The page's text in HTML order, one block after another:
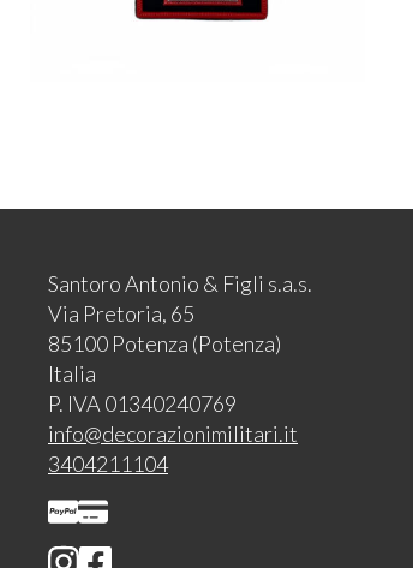
Santoro Antonio & Figli s.a.s.
Via Pretoria, 65
85100 Potenza (Potenza)
Italia
P. IVA 01340240769
info@decorazionimilitari.it
3404211104